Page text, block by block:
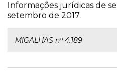
Informações jurídicas de
setembro de 2017.
MIGALHAS nº 4.189